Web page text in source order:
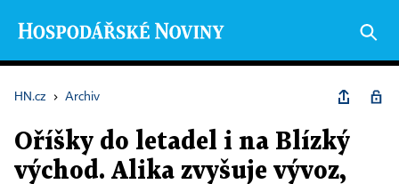
HN.cz › Archiv
Oříšky do letadel i na Blízký
východ. Alika zvyšuje vývoz,